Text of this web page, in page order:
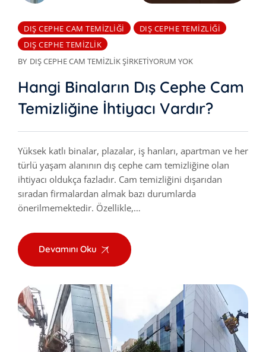
DIŞ CEPHE CAM TEMIZLIĞI
DIŞ CEPHE TEMIZLIĞI
DIŞ CEPHE TEMIZLIK
BY DIŞ CEPHE CAM TEMIZLIK ŞIRKETIYORUM YOK
Hangi Binaların Dış Cephe Cam
Temizliğine İhtiyacı Vardır?
Yüksek katlı binalar, plazalar, iş hanları, apartman ve her
türlü yaşam alanının dış cephe cam temizliğine olan
ihtiyacı oldukça fazladır. Cam temizliğini dışarıdan
sıradan firmalardan almak bazı durumlarda
önerilmemektedir. Özellikle,…
Devamını Oku